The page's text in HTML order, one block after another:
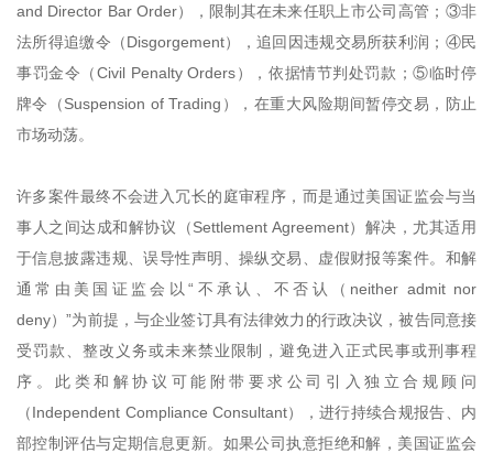
and Director Bar Order），限制其在未来任职上市公司高管；③非
法所得追缴令（Disgorgement），追回因违规交易所获利润；④民
事罚金令（Civil Penalty Orders），依据情节判处罚款；⑤临时停
牌令（Suspension of Trading），在重大风险期间暂停交易，防止
市场动荡。
许多案件最终不会进入冗长的庭审程序，而是通过美国证监会与当
事人之间达成和解协议（Settlement Agreement）解决，尤其适用
于信息披露违规、误导性声明、操纵交易、虚假财报等案件。和解
通常由美国证监会以“不承认、不否认（neither admit nor
deny）”为前提，与企业签订具有法律效力的行政决议，被告同意接
受罚款、整改义务或未来禁业限制，避免进入正式民事或刑事程
序。此类和解协议可能附带要求公司引入独立合规顾问
（Independent Compliance Consultant），进行持续合规报告、内
部控制评估与定期信息更新。如果公司执意拒绝和解，美国证监会